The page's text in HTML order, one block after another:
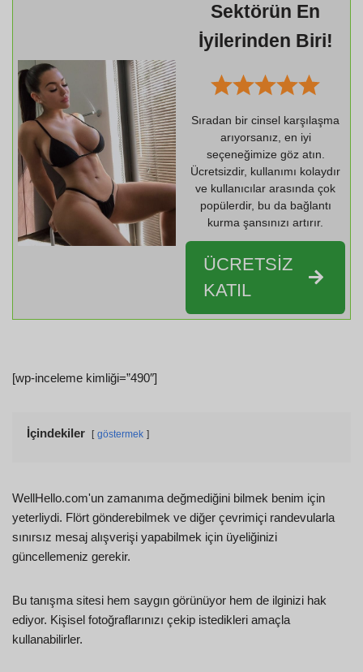
Sektörün En
İyilerinden Biri!
Sıradan bir cinsel karşılaşma
arıyorsanız, en iyi
seçeneğimize göz atın.
Ücretsizdir, kullanımı kolaydır
ve kullanıcılar arasında çok
popülerdir, bu da bağlantı
kurma şansınızı artırır.
ÜCRETSİZ
KATIL
[wp-inceleme kimliği=”490″]
İçindekiler göstermek
WellHello.com'un zamanıma değmediğini bilmek benim için
yeterliydi. Flört gönderebilmek ve diğer çevrimiçi randevularla
sınırsız mesaj alışverişi yapabilmek için üyeliğinizi
güncellemeniz gerekir.
Bu tanışma sitesi hem saygın görünüyor hem de ilginizi hak
ediyor. Kişisel fotoğraflarınızı çekip istedikleri amaçla
kullanabilirler.